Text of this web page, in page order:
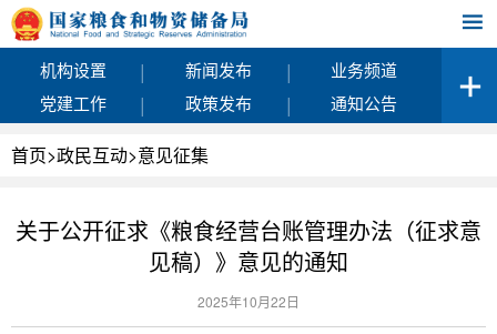
机构设置 | 新闻发布 |
业务频道
党建工作
| 政策发布 | 通知公告
首页>政民互动>意见征集
关于公开征求《粮食经营台账管理办法（征求意
见稿）》意见的通知
2025年10月22日